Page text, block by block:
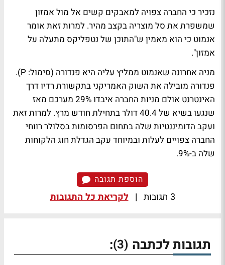
נזכיר כי החברה צפויה למאבקים קשים אל מול אמזון
שמשפרת את סל מוצריה בקצב מהיר. למרות זאת אומר
אנמוט כי הוא מאמין ש"התוכן של נטפליקס מתעלה על
אמזון".
מניה אחרונה שאנמוט ממליץ עליה היא פנדורה (סימול: P).
פנדורה מובילה את השוק האמריקני בתקשורת רדיו דרך
האינטרנט אולם מניות החברה איבדו 29% מערכם מאז
שנגעו בשיא של 40.4 דולר בתחילת חודש מרץ. למרות זאת
ועקב הדומיננטיות שלה בתחום הפרסומות בסלולר רווחי
החברה צפויים לעלות ובמיוחד עקב הגדלת חוג הלקוחות
שלה ב-9%.
הוספת תגובה
3 תגובות | לקריאת כל התגובות
תגובות לכתבה (3)
: